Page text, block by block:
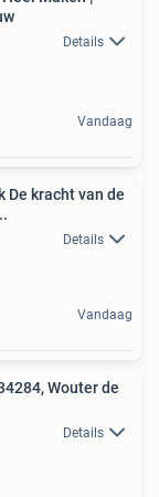
Details
Vandaag
De kracht van de
Details
Vandaag
Wouter de
Details